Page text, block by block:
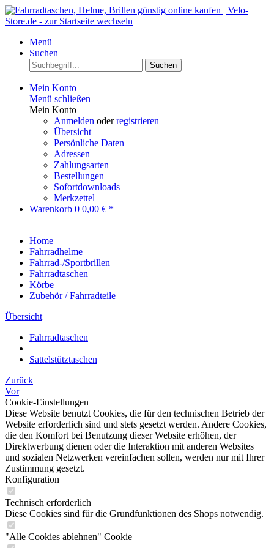
Menü
Suchen
Suchen
Mein Konto
Menü schließen
Mein Konto
Anmelden oderregistrieren
Übersicht
Persönliche Daten
Adressen
Zahlungsarten
Bestellungen
Sofortdownloads
Merkzettel
Warenkorb 0 0,00 € *
Home
Fahrradhelme
Fahrrad-/Sportbrillen
Fahrradtaschen
Körbe
Zubehör / Fahrradteile
Übersicht
Fahrradtaschen
Sattelstütztaschen
Zurück
Vor
Cookie-Einstellungen
Diese Website benutzt Cookies, die für den technischen Betrieb der
Website erforderlich sind und stets gesetzt werden. Andere Cookies,
die den Komfort bei Benutzung dieser Website erhöhen, der
Direktwerbung dienen oder die Interaktion mit anderen Websites
und sozialen Netzwerken vereinfachen sollen, werden nur mit Ihrer
Zustimmung gesetzt.
Konfiguration
Technisch erforderlich
Diese Cookies sind für die Grundfunktionen des Shops notwendig.
"Alle Cookies ablehnen" Cookie